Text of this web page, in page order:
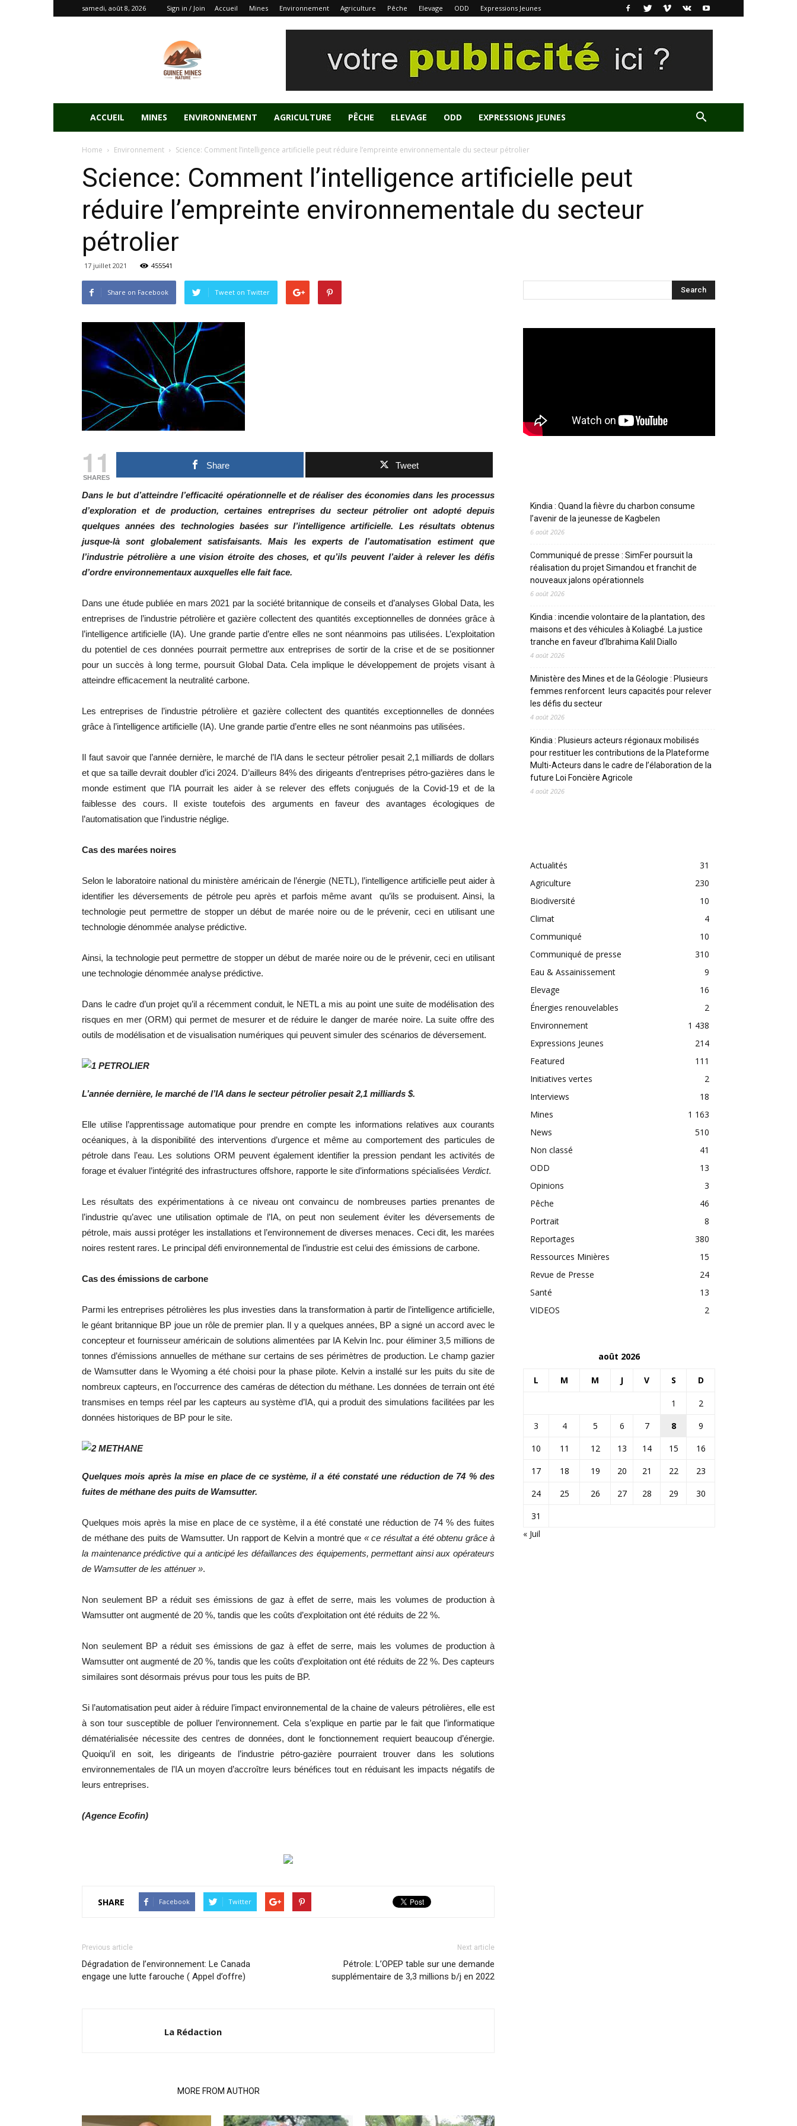
samedi, août 8, 2026 Sign in / Join Accueil Mines Environnement Agriculture Pêche Elevage ODD Expressions Jeunes
ACCUEIL MINES ENVIRONNEMENT AGRICULTURE PÊCHE ELEVAGE ODD EXPRESSIONS JEUNES
Home Environnement Science: Comment l’intelligence artificielle peut réduire l’empreinte environnementale du secteur pétrolier
Science: Comment l’intelligence artificielle peut
réduire l’empreinte environnementale du secteur
pétrolier
17 juillet 2021 455541
Share on Facebook Tweet on Twitter
11
SHARES
Share Tweet
Dans le but d’atteindre l’efficacité opérationnelle et de réaliser des économies dans les processus
d’exploration et de production, certaines entreprises du secteur pétrolier ont adopté depuis
quelques années des technologies basées sur l’intelligence artificielle. Les résultats obtenus
jusque-là sont globalement satisfaisants. Mais les experts de l’automatisation estiment que
l’industrie pétrolière a une vision étroite des choses, et qu’ils peuvent l’aider à relever les défis
d’ordre environnementaux auxquelles elle fait face.
Dans une étude publiée en mars 2021 par la société britannique de conseils et d’analyses Global Data, les
entreprises de l’industrie pétrolière et gazière collectent des quantités exceptionnelles de données grâce à
l’intelligence artificielle (IA). Une grande partie d’entre elles ne sont néanmoins pas utilisées. L’exploitation
du potentiel de ces données pourrait permettre aux entreprises de sortir de la crise et de se positionner
pour un succès à long terme, poursuit Global Data. Cela implique le développement de projets visant à
atteindre efficacement la neutralité carbone.
Les entreprises de l’industrie pétrolière et gazière collectent des quantités exceptionnelles de données
grâce à l’intelligence artificielle (IA). Une grande partie d’entre elles ne sont néanmoins pas utilisées.
Il faut savoir que l’année dernière, le marché de l’IA dans le secteur pétrolier pesait 2,1 milliards de dollars
et que sa taille devrait doubler d’ici 2024. D’ailleurs 84% des dirigeants d’entreprises pétro-gazières dans le
monde estiment que l’IA pourrait les aider à se relever des effets conjugués de la Covid-19 et de la
faiblesse des cours. Il existe toutefois des arguments en faveur des avantages écologiques de
l’automatisation que l’industrie néglige.
Cas des marées noires
Selon le laboratoire national du ministère américain de l’énergie (NETL), l’intelligence artificielle peut aider à
identifier les déversements de pétrole peu après et parfois même avant qu’ils se produisent. Ainsi, la
technologie peut permettre de stopper un début de marée noire ou de le prévenir, ceci en utilisant une
technologie dénommée analyse prédictive.
Ainsi, la technologie peut permettre de stopper un début de marée noire ou de le prévenir, ceci en utilisant
une technologie dénommée analyse prédictive.
Dans le cadre d’un projet qu’il a récemment conduit, le NETL a mis au point une suite de modélisation des
risques en mer (ORM) qui permet de mesurer et de réduire le danger de marée noire. La suite offre des
outils de modélisation et de visualisation numériques qui peuvent simuler des scénarios de déversement.
L’année dernière, le marché de l’IA dans le secteur pétrolier pesait 2,1 milliards $.
Elle utilise l’apprentissage automatique pour prendre en compte les informations relatives aux courants
océaniques, à la disponibilité des interventions d’urgence et même au comportement des particules de
pétrole dans l’eau. Les solutions ORM peuvent également identifier la pression pendant les activités de
forage et évaluer l’intégrité des infrastructures offshore, rapporte le site d’informations spécialisées Verdict.
Les résultats des expérimentations à ce niveau ont convaincu de nombreuses parties prenantes de
l’industrie qu’avec une utilisation optimale de l’IA, on peut non seulement éviter les déversements de
pétrole, mais aussi protéger les installations et l’environnement de diverses menaces. Ceci dit, les marées
noires restent rares. Le principal défi environnemental de l’industrie est celui des émissions de carbone.
Cas des émissions de carbone
Parmi les entreprises pétrolières les plus investies dans la transformation à partir de l’intelligence artificielle,
le géant britannique BP joue un rôle de premier plan. Il y a quelques années, BP a signé un accord avec le
concepteur et fournisseur américain de solutions alimentées par IA Kelvin Inc. pour éliminer 3,5 millions de
tonnes d’émissions annuelles de méthane sur certains de ses périmètres de production. Le champ gazier
de Wamsutter dans le Wyoming a été choisi pour la phase pilote. Kelvin a installé sur les puits du site de
nombreux capteurs, en l’occurrence des caméras de détection du méthane. Les données de terrain ont été
transmises en temps réel par les capteurs au système d’IA, qui a produit des simulations facilitées par les
données historiques de BP pour le site.
Quelques mois après la mise en place de ce système, il a été constaté une réduction de 74 % des
fuites de méthane des puits de Wamsutter.
Quelques mois après la mise en place de ce système, il a été constaté une réduction de 74 % des fuites
de méthane des puits de Wamsutter. Un rapport de Kelvin a montré que « ce résultat a été obtenu grâce à
la maintenance prédictive qui a anticipé les défaillances des équipements, permettant ainsi aux opérateurs
de Wamsutter de les atténuer ».
Non seulement BP a réduit ses émissions de gaz à effet de serre, mais les volumes de production à
Wamsutter ont augmenté de 20 %, tandis que les coûts d’exploitation ont été réduits de 22 %.
Non seulement BP a réduit ses émissions de gaz à effet de serre, mais les volumes de production à
Wamsutter ont augmenté de 20 %, tandis que les coûts d’exploitation ont été réduits de 22 %. Des capteurs
similaires sont désormais prévus pour tous les puits de BP.
Si l’automatisation peut aider à réduire l’impact environnemental de la chaine de valeurs pétrolières, elle est
à son tour susceptible de polluer l’environnement. Cela s’explique en partie par le fait que l’informatique
dématérialisée nécessite des centres de données, dont le fonctionnement requiert beaucoup d’énergie.
Quoiqu’il en soit, les dirigeants de l’industrie pétro-gazière pourraient trouver dans les solutions
environnementales de l’IA un moyen d’accroître leurs bénéfices tout en réduisant les impacts négatifs de
leurs entreprises.
(Agence Ecofin)
SHARE Facebook Twitter
Previous article
Dégradation de l’environnement: Le Canada
engage une lutte farouche ( Appel d’offre)
Next article
Pétrole: L’OPEP table sur une demande
supplémentaire de 3,3 millions b/j en 2022
La Rédaction
MORE FROM AUTHOR
Kindia : Quand la fièvre du charbon consume
l’avenir de la jeunesse de Kagbelen
6 août 2026
Communiqué de presse : SimFer poursuit la
réalisation du projet Simandou et franchit de
nouveaux jalons opérationnels
6 août 2026
Kindia : incendie volontaire de la plantation, des
maisons et des véhicules à Koliagbé. La justice
tranche en faveur d’Ibrahima Kalil Diallo
4 août 2026
Ministère des Mines et de la Géologie : Plusieurs
femmes renforcent leurs capacités pour relever
les défis du secteur
4 août 2026
Kindia : Plusieurs acteurs régionaux mobilisés
pour restituer les contributions de la Plateforme
Multi-Acteurs dans le cadre de l’élaboration de la
future Loi Foncière Agricole
4 août 2026
Actualités
31
Agriculture
230
Biodiversité
10
Climat
4
Communiqué
10
Communiqué de presse
310
Eau & Assainissement
9
Elevage
16
Énergies renouvelables
2
Environnement
1 438
Expressions Jeunes
214
Featured
111
Initiatives vertes
2
Interviews
18
Mines
1 163
News
510
Non classé
41
ODD
13
Opinions
3
Pêche
46
Portrait
8
Reportages
380
Ressources Minières
15
Revue de Presse
24
Santé
13
VIDEOS
2
août 2026
L M M J V S D
1
2
3
4 5 6 7 8
9
10
11 12 13 14 15
16
17
18 19 20 21 22
23
24
25 26 27 28 29
30
31
« Juil